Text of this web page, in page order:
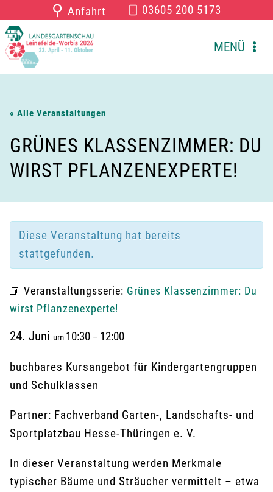
Inhalt
springen
⚲ Anfahrt 03605 200 5173
MENÜ
« Alle Veranstaltungen
GRÜNES KLASSENZIMMER: DU
WIRST PFLANZENEXPERTE!
Diese Veranstaltung hat bereits
stattgefunden.
Veranstaltungsserie: Grünes Klassenzimmer: Du
wirst Pflanzenexperte!
24. Juni um 10:30 – 12:00
buchbares Kursangebot für Kindergartengruppen
und Schulklassen
Partner: Fachverband Garten-, Landschafts- und
Sportplatzbau Hesse-Thüringen e. V.
In dieser Veranstaltung werden Merkmale
typischer Bäume und Sträucher vermittelt – etwa